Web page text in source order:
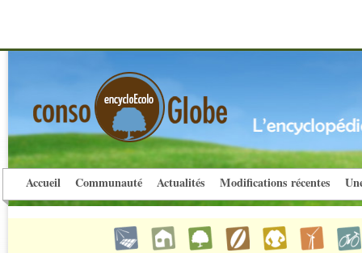
Accueil Communauté Actualités Modifications récentes